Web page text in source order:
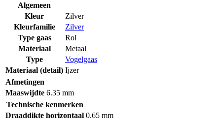
Algemeen
Kleur
Zilver
Kleurfamilie
Zilver
Type gaas
Rol
Materiaal
Metaal
Type
Vogelgaas
Materiaal (detail) Ijzer
Afmetingen
Maaswijdte 6.35 mm
Technische kenmerken
Draaddikte horizontaal 0.65 mm